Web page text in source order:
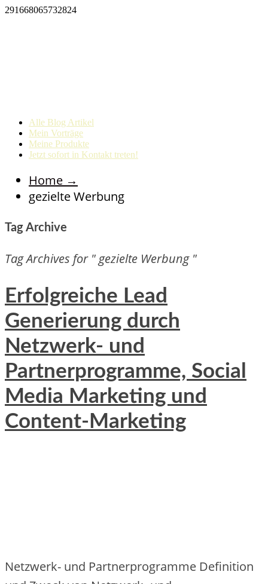
291668065732824
Alle Blog Artikel
Mein Vorträge
Meine Produkte
Jetzt sofort in Kontakt treten!
Home →
gezielte Werbung
Tag Archive
Tag Archives for " gezielte Werbung "
Erfolgreiche Lead
Generierung durch
Netzwerk- und
Partnerprogramme, Social
Media Marketing und
Content-Marketing
Netzwerk- und Partnerprogramme Definition